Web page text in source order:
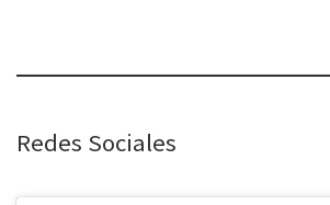
Redes Sociales